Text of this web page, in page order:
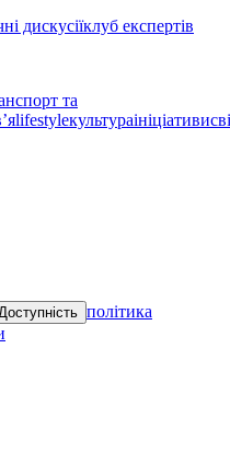
дискусіїклуб експертів
та
lifestyleкультураініціативи
політика